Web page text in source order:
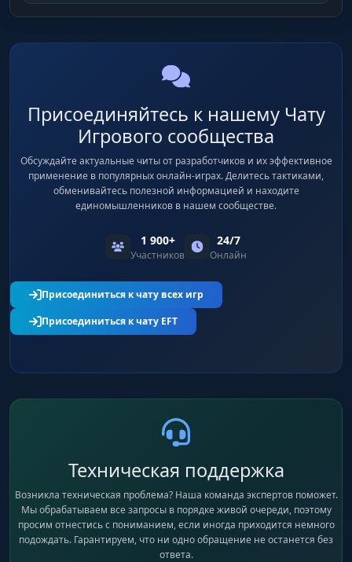
Присоединяйтесь к нашему Чату
Игрового сообщества
Обсуждайте актуальные читы от разработчиков и их эффективное
применение в популярных онлайн-играх. Делитесь тактиками,
обменивайтесь полезной информацией и находите
единомышленников в нашем сообществе.
1 900+
Участников
24/7
Онлайн
Присоединиться к чату всех игр
Присоединиться к чату EFT
Техническая поддержка
Возникла техническая проблема? Наша команда экспертов поможет.
Мы обрабатываем все запросы в порядке живой очереди, поэтому
просим отнестись с пониманием, если иногда приходится немного
подождать. Гарантируем, что ни одно обращение не останется без
ответа.